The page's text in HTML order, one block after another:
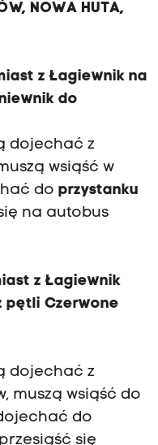
NOWA HUTA,
z Łagiewnik na
do
dojechać z
wsiąść w
do przystanku
na autobus
z Łagiewnik
pętli Czerwone
dojechać z
muszą wsiąść do
do
się